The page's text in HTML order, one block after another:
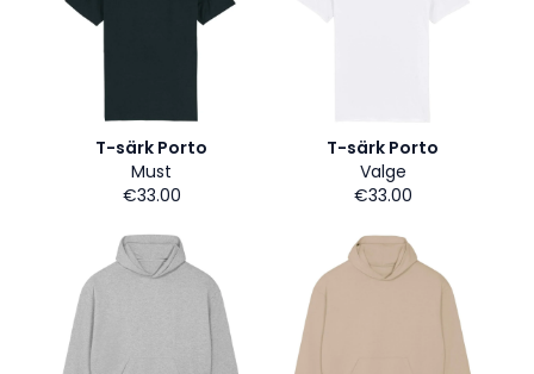
T-särk Porto
Must
€33.00
T-särk Porto
Valge
€33.00